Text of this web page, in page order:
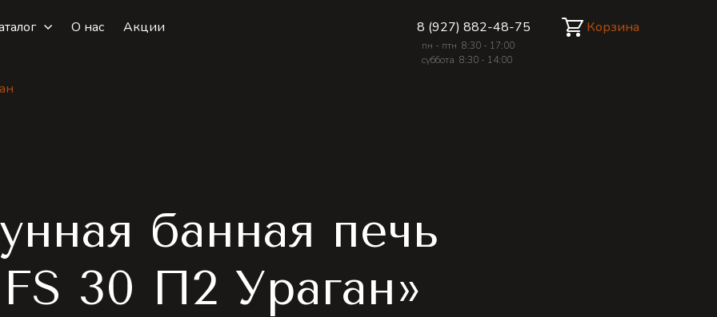
О нас Акции 8 (927) 882-48-75 Корзина
банная печь
30 П2 Ураган»
пн - птн 8:30 - 17:00
суббота 8:30 - 14:00